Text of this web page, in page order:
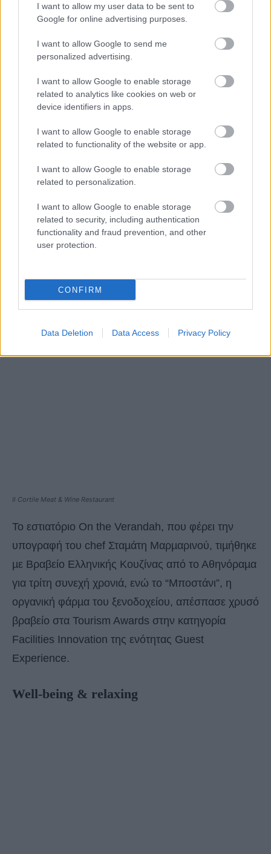
I want to allow my user data to be sent to
Google for online advertising purposes.
I want to allow Google to send me
personalized advertising.
I want to allow Google to enable storage
related to analytics like cookies on web or
device identifiers in apps.
I want to allow Google to enable storage
related to functionality of the website or app.
I want to allow Google to enable storage
related to personalization.
I want to allow Google to enable storage
related to security, including authentication
functionality and fraud prevention, and other
user protection.
CONFIRM
Data Deletion Data Access Privacy Policy
Award-winning Gastronomy
Il Cortile Meat & Wine Restaurant
Το εστιατόριο On the Verandah, που φέρει την
υπογραφή του chef Σταµάτη Μαρµαρινού, τιµήθηκε
µε Βραβείο Ελληνικής Κουζίνας από το Αθηνόραµα
για τρίτη συνεχή χρονιά, ενώ το “Μποστάνι”, η
οργανική φάρµα του ξενοδοχείου, απέσπασε χρυσό
βραβείο στα Tourism Awards στην κατηγορία
Facilities Innovation της ενότητας Guest
Experience.
Well-being & relaxing